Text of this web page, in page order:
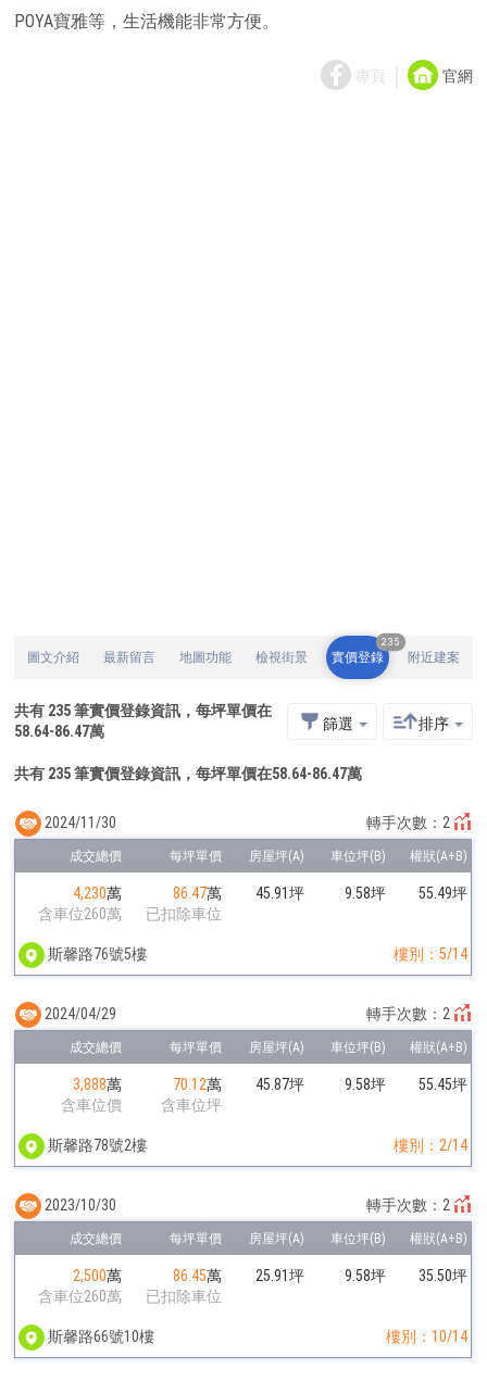
POYA寶雅等，生活機能非常方便。
專頁 官網
圖文介紹 最新留言 地圖功能 檢視街景 實價登錄
235
附近建案
共有 235筆實價登錄資訊，每坪單價在
58.64-86.47萬 篩選 排序
共有 235 筆實價登錄資訊，每坪單價在58.64-86.47萬
4,230萬
含車位260萬
86.47萬
已扣除車位
45.91坪 9.58坪 55.49坪
斯馨路76號5樓 樓別：5/14
2024/11/30 轉手次數：2
3,888萬
含車位價
70.12萬
含車位坪
45.87坪 9.58坪 55.45坪
斯馨路78號2樓 樓別：2/14
2024/04/29 轉手次數：2
2,500萬
含車位260萬
86.45萬
已扣除車位
25.91坪 9.58坪 35.50坪
斯馨路66號10樓 樓別：10/14
2023/10/30 轉手次數：2